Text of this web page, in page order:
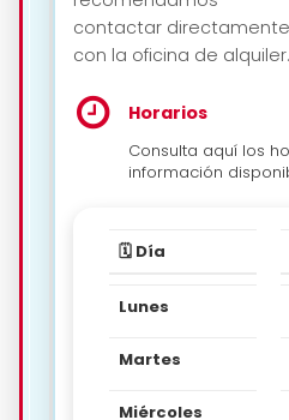
contactar directamente
con la oficina de alquiler.
Horarios
Consulta aquí los
información
🗓️ Día
Lunes
Martes
Miércoles